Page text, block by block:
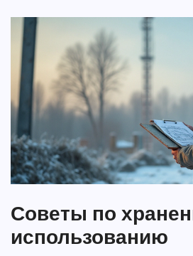
Советы по
использованию